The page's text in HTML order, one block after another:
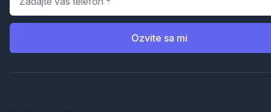
Ozvite sa mi